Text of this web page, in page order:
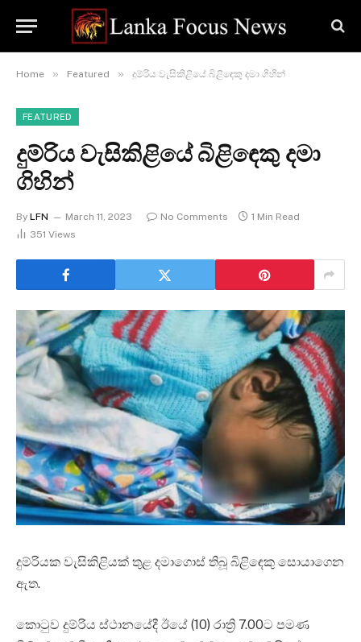
Home » Featured » දුම්රිය වැසිකිළියේ බිළිඳෙකු දමා ගිහින්
FEATURED
දුම්රිය වැසිකිළියේ බිළිඳෙකු දමා
ගිහින්
By LFN March 11, 2023 No Comments
1 Min Read
351 Views
දුම්රියක වැසිකිළියක් තුළ දමාගොස් තිබූ බිළිඳෙකු සොයාගෙන
ඇත.
කොටුව දුම්රිය ස්ථානයේදී ඊයේ (10) රාත්‍රි 7.00ට පමණ